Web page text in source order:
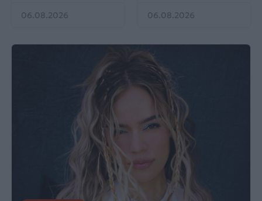
06.08.2026 06.08.2026